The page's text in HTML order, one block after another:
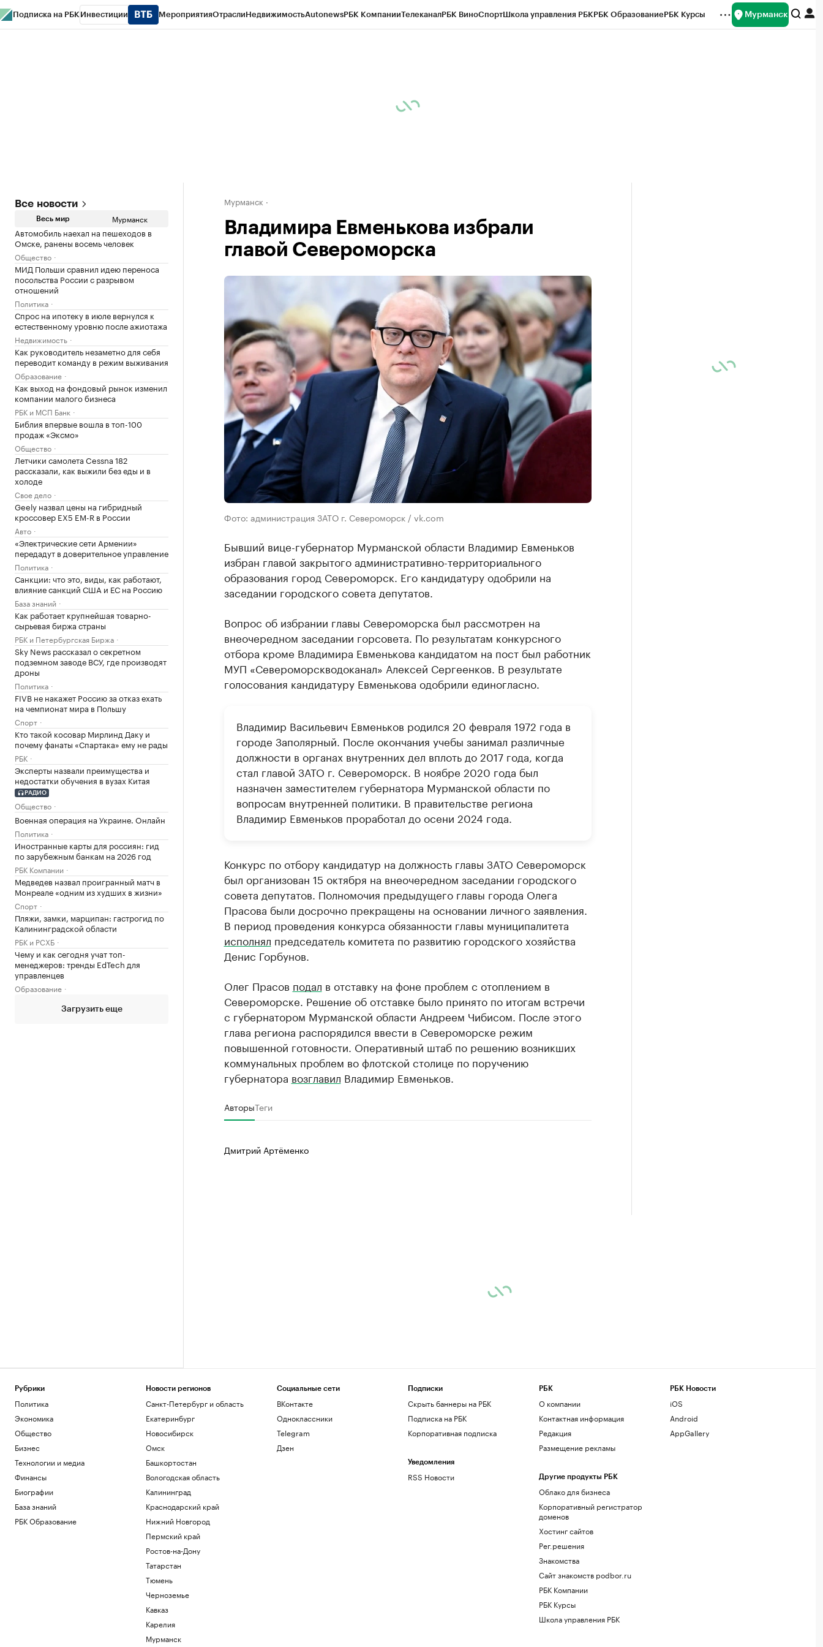
Подписка на РБК Инвестиции МероприятияОтраслиНедвижимостьAutonewsРБК КомпанииТелеканалРБК ВиноСпортШкола управления РБКРБК ОбразованиеРБК Курсы Мурманск
Все новости
Весь мир Мурманск
Автомобиль наехал на пешеходов в
Омске, ранены восемь человек
Общество
МИД Польши сравнил идею переноса
посольства России с разрывом
отношений
Политика
Спрос на ипотеку в июле вернулся к
естественному уровню после ажиотажа
Недвижимость
Как руководитель незаметно для себя
переводит команду в режим выживания
Образование
Как выход на фондовый рынок изменил
компании малого бизнеса
РБК и МСП Банк
Библия впервые вошла в топ-100
продаж «Эксмо»
Общество
Летчики самолета Cessna 182
рассказали, как выжили без еды и в
холоде
Свое дело
Geely назвал цены на гибридный
кроссовер EX5 EM-R в России
Авто
«Электрические сети Армении»
передадут в доверительное управление
Политика
Санкции: что это, виды, как работают,
влияние санкций США и ЕС на Россию
База знаний
Как работает крупнейшая товарно-
сырьевая биржа страны
РБК и Петербургская Биржа
Sky News рассказал о секретном
подземном заводе ВСУ, где производят
дроны
Политика
FIVB не накажет Россию за отказ ехать
на чемпионат мира в Польшу
Спорт
Кто такой косовар Мирлинд Даку и
почему фанаты «Спартака» ему не рады
РБК
Эксперты назвали преимущества и
недостатки обучения в вузах Китая
РАДИО
Общество
Военная операция на Украине. Онлайн
Политика
Иностранные карты для россиян: гид
по зарубежным банкам на 2026 год
РБК Компании
Медведев назвал проигранный матч в
Монреале «одним из худших в жизни»
Спорт
Пляжи, замки, марципан: гастрогид по
Калининградской области
РБК и РСХБ
Чему и как сегодня учат топ-
менеджеров: тренды EdTech для
управленцев
Образование
Загрузить еще
Мурманск
Владимира Евменькова избрали
главой Североморска
Фото: администрация ЗАТО г. Североморск / vk.com
Бывший вице-губернатор Мурманской области Владимир Евменьков
избран главой закрытого административно-территориального
образования город Североморск. Его кандидатуру одобрили на
заседании городского совета депутатов.
Вопрос об избрании главы Североморска был рассмотрен на
внеочередном заседании горсовета. По результатам конкурсного
отбора кроме Владимира Евменькова кандидатом на пост был работник
МУП «Североморскводоканал» Алексей Сергеенков. В результате
голосования кандидатуру Евменькова одобрили единогласно.
Владимир Васильевич Евменьков родился 20 февраля 1972 года в
городе Заполярный. После окончания учебы занимал различные
должности в органах внутренних дел вплоть до 2017 года, когда
стал главой ЗАТО г. Североморск. В ноябре 2020 года был
назначен заместителем губернатора Мурманской области по
вопросам внутренней политики. В правительстве региона
Владимир Евменьков проработал до осени 2024 года.
Конкурс по отбору кандидатур на должность главы ЗАТО Североморск
был организован 15 октября на внеочередном заседании городского
совета депутатов. Полномочия предыдущего главы города Олега
Прасова были досрочно прекращены на основании личного заявления.
В период проведения конкурса обязанности главы муниципалитета
исполнял председатель комитета по развитию городского хозяйства
Денис Горбунов.
Олег Прасов подал в отставку на фоне проблем с отоплением в
Североморске. Решение об отставке было принято по итогам встречи
с губернатором Мурманской области Андреем Чибисом. После этого
глава региона распорядился ввести в Североморске режим
повышенной готовности. Оперативный штаб по решению возникших
коммунальных проблем во флотской столице по поручению
губернатора возглавил Владимир Евменьков.
АвторыТеги
Дмитрий Артёменко
Рубрики
Политика
Экономика
Общество
Бизнес
Технологии и медиа
Финансы
Биографии
База знаний
РБК Образование
Новости регионов
Санкт-Петербург и область
Екатеринбург
Новосибирск
Омск
Башкортостан
Вологодская область
Калининград
Краснодарский край
Нижний Новгород
Пермский край
Ростов-на-Дону
Татарстан
Тюмень
Черноземье
Кавказ
Карелия
Мурманск
Социальные сети
ВКонтакте
Одноклассники
Telegram
Дзен
Подписки
Скрыть баннеры на РБК
Подписка на РБК
Корпоративная подписка
Уведомления
RSS Новости
РБК
О компании
Контактная информация
Редакция
Размещение рекламы
Другие продукты РБК
Облако для бизнеса
Корпоративный регистратор
доменов
Хостинг сайтов
Рег.решения
Знакомства
Сайт знакомств podbor.ru
РБК Компании
РБК Курсы
Школа управления РБК
РБК Новости
iOS
Android
AppGallery